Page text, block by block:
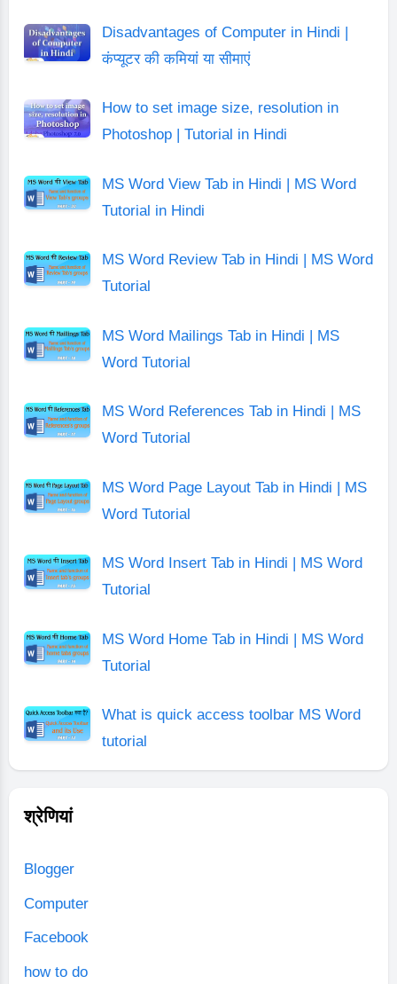
Disadvantages of Computer in Hindi |
कंप्यूटर की कमियां या सीमाएं
How to set image size, resolution in
Photoshop | Tutorial in Hindi
MS Word View Tab in Hindi | MS Word
Tutorial in Hindi
MS Word Review Tab in Hindi | MS Word
Tutorial
MS Word Mailings Tab in Hindi | MS
Word Tutorial
MS Word References Tab in Hindi | MS
Word Tutorial
MS Word Page Layout Tab in Hindi | MS
Word Tutorial
MS Word Insert Tab in Hindi | MS Word
Tutorial
MS Word Home Tab in Hindi | MS Word
Tutorial
What is quick access toolbar MS Word
tutorial
श्रेणियां
Blogger
Computer
Facebook
how to do